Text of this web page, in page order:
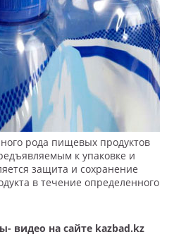
рода пищевых продуктов
к упаковке и
защита и сохранение
в течение определенного
видео на сайте kazbad.kz